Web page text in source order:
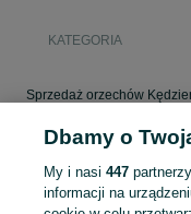
KATEGORIA
Mapa kategorii
Mapa miejscowości
Mapa ministron
Dbamy o
My i nasi447
informacji na